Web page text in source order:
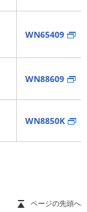
WN65409
WN88609
WN8850K
ページの先頭へ